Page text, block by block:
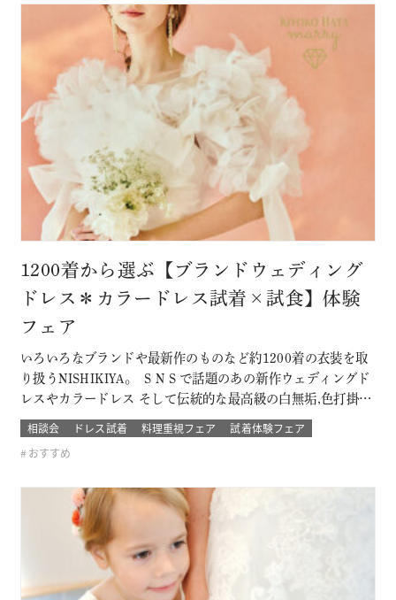
当日の過ごし方も体験して…
1200着から選ぶ【ブランドウェディング
ドレス＊カラードレス試着×試食】体験
フェア
いろいろなブランドや最新作のものなど約1200着の衣装を取
り扱うNISHIKIYA。 ＳＮＳで話題のあの新作ウェディングド
レスやカラードレス そして伝統的な最高級の白無垢,色打掛,本
振袖からブライズメイドの衣裳まで 衣裳のラインナップは品
質や数どちらとも県内でもトップレベル プロのドレスコーデ
ィネーターと打ち合わせをして結婚式当日の「運命の一着」
相談会 ドレス試着 料理重視フェア
試着体験フェア
おすすめ